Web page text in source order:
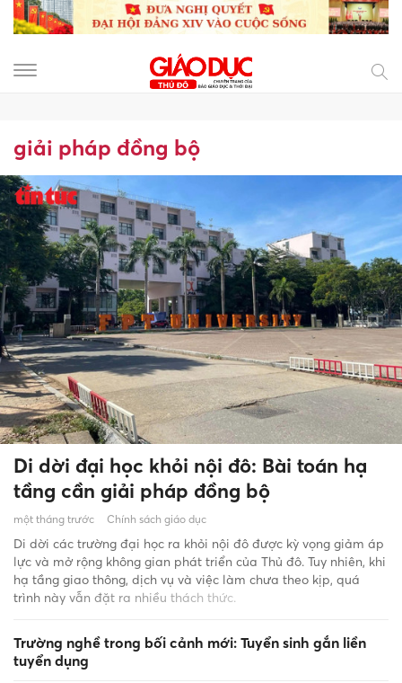
giải pháp đồng bộ
Di dời đại học khỏi nội đô: Bài toán hạ
tầng cần giải pháp đồng bộ
một tháng trước Chính sách giáo dục
Di dời các trường đại học ra khỏi nội đô được kỳ vọng giảm áp
lực và mở rộng không gian phát triển của Thủ đô. Tuy nhiên, khi
hạ tầng giao thông, dịch vụ và việc làm chưa theo kịp, quá
trình này vẫn đặt ra nhiều thách thức.
Trường nghề trong bối cảnh mới: Tuyển sinh gắn liền
tuyển dụng